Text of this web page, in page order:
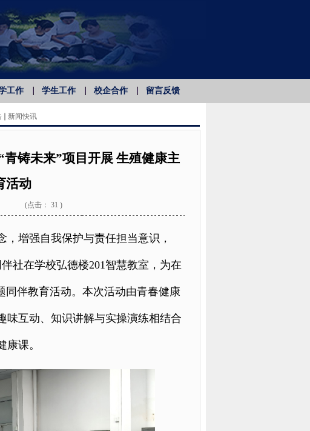
工作 学生工作 校企合作 留言反馈
新闻快讯
铸未来”项目开展 生殖健康主
活动
(点击： 31 )
增强自我保护与责任担当意识，
社在学校弘德楼201智慧教室，为在
同伴教育活动。本次活动由青春健康
味互动、知识讲解与实操演练相结合
课。